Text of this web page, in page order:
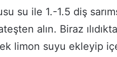
su ile 1.-1.5 diş
alın. Biraz
limon suyu ekleyip